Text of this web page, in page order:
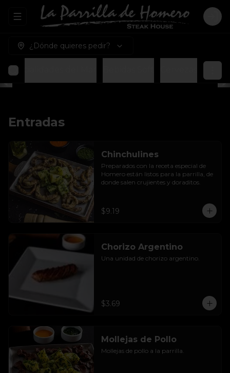
Abrir menu de navegación
¿Dónde quieres pedir?
Especialidades del Mar
Entradas
Chinchulines
Preparados con la receta especial de
Homero están listos para la parrilla, de
donde salen crujientes y doraditos.
$9.19
Chorizo Argentino
Una unidad de chorizo argentino.
$3.69
Mollejas de Pollo
Mollejas de pollo a la parrilla.